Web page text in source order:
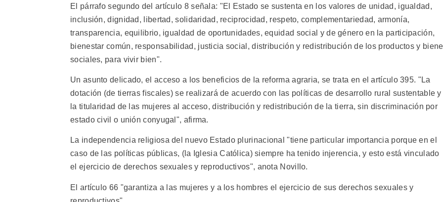
El párrafo segundo del artículo 8 señala: "El Estado se sustenta en los valores de unidad, igualdad,
inclusión, dignidad, libertad, solidaridad, reciprocidad, respeto, complementariedad, armonía,
transparencia, equilibrio, igualdad de oportunidades, equidad social y de género en la participación,
bienestar común, responsabilidad, justicia social, distribución y redistribución de los productos y
sociales, para vivir bien".
Un asunto delicado, el acceso a los beneficios de la reforma agraria, se trata en el artículo 395. "La
dotación (de tierras fiscales) se realizará de acuerdo con las políticas de desarrollo rural sustentable y
la titularidad de las mujeres al acceso, distribución y redistribución de la tierra, sin discriminación por
estado civil o unión conyugal", afirma.
La independencia religiosa del nuevo Estado plurinacional "tiene particular importancia porque en el
caso de las políticas públicas, (la Iglesia Católica) siempre ha tenido injerencia, y esto está vinculado
el ejercicio de derechos sexuales y reproductivos", anota Novillo.
El artículo 66 "garantiza a las mujeres y a los hombres el ejercicio de sus derechos sexuales y